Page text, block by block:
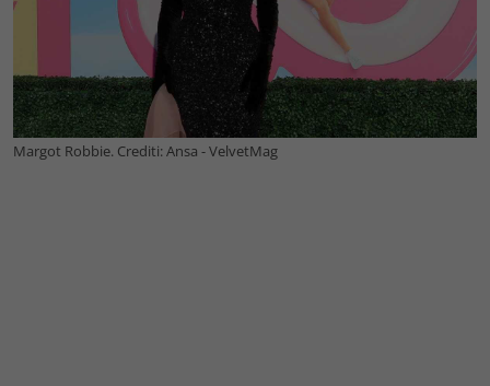
Margot Robbie. Crediti: Ansa - VelvetMag